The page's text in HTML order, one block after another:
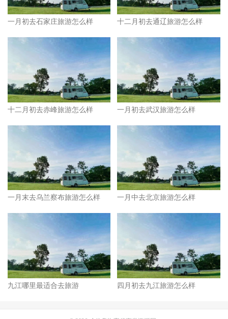
一月初去石家庄旅游怎么样 十二月初去通辽旅游怎么样
十二月初去赤峰旅游怎么样 一月初去武汉旅游怎么样
一月末去乌兰察布旅游怎么样 一月中去北京旅游怎么样
九江哪里最适合去旅游 四月初去九江旅游怎么样